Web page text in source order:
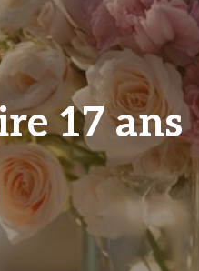
17 ans